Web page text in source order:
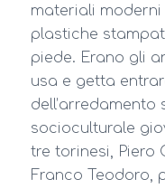
materiali
plastiche
piede. Erano gli
usa e getta
socioculturale
tre torinesi, Piero
Franco Teodoro,